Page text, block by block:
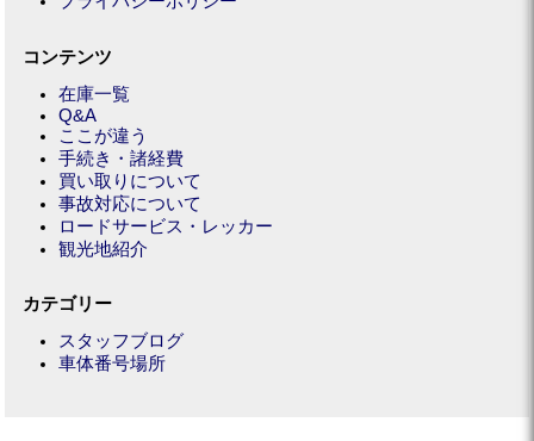
コンテンツ
在庫一覧
Q&A
ここが違う
手続き・諸経費
買い取りについて
事故対応について
ロードサービス・レッカー
観光地紹介
カテゴリー
スタッフブログ
車体番号場所